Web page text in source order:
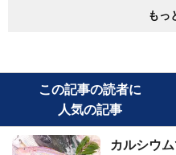
もっ
この記事の読者に
人気の記事
カルシウ